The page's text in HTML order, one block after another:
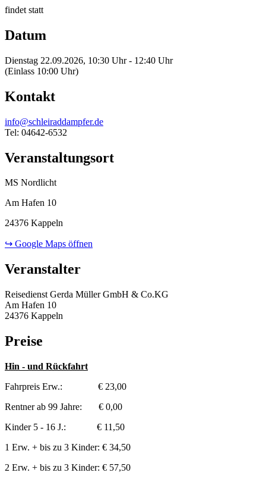
findet statt
Datum
Dienstag 22.09.2026, 10:30 Uhr - 12:40 Uhr
(Einlass 10:00 Uhr)
Kontakt
info@schleiraddampfer.de
Tel: 04642-6532
Veranstaltungsort
MS Nordlicht
Am Hafen 10
24376 Kappeln
↪ Google Maps öffnen
Veranstalter
Reisedienst Gerda Müller GmbH & Co.KG
Am Hafen 10
24376 Kappeln
Preise
Hin - und Rückfahrt
Fahrpreis Erw.: € 23,00
Rentner ab 99 Jahre: € 0,00
Kinder 5 - 16 J.: € 11,50
1 Erw. + bis zu 3 Kinder: € 34,50
2 Erw. + bis zu 3 Kinder: € 57,50